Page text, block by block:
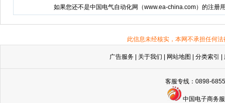
如果您还不是中国电气自动化网（www.ea-china.com）的注册
此信息未经核实，本网不承担任何
广告服务 关于我们 网站地图 分类索引
客服专线：0898-
中国电子商务